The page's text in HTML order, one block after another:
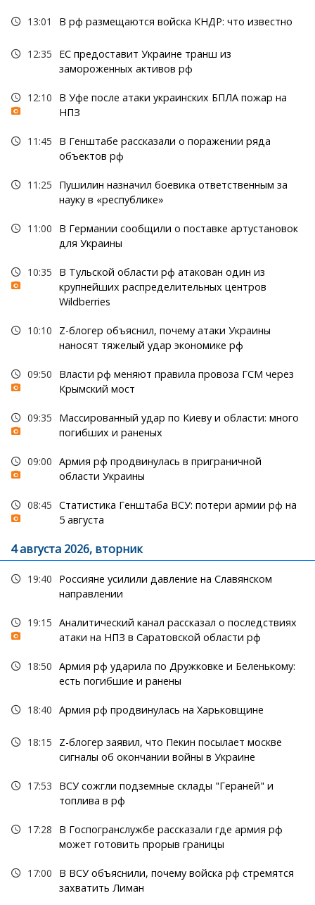
13:01 В рф размещаются войска КНДР: что известно
12:35
ЕС предоставит Украине транш из
замороженных активов рф
12:10
В Уфе после атаки украинских БПЛА пожар на
НПЗ
11:45
В Генштабе рассказали о поражении ряда
объектов рф
11:25
Пушилин назначил боевика ответственным за
науку в «республике»
11:00
В Германии сообщили о поставке артустановок
для Украины
10:35
В Тульской области рф атакован один из
крупнейших распределительных центров
Wildberries
10:10
Z-блогер объяснил, почему атаки Украины
наносят тяжелый удар экономике рф
09:50
Власти рф меняют правила провоза ГСМ через
Крымский мост
09:35
Массированный удар по Киеву и области: много
погибших и раненых
09:00 Армия рф продвинулась в приграничной
области Украины
08:45 Статистика Генштаба ВСУ: потери армии рф на
5 августа
4 августа 2026, вторник
19:40
Россияне усилили давление на Славянском
направлении
19:15 Аналитический канал рассказал о последствиях
атаки на НПЗ в Саратовской области рф
18:50 Армия рф ударила по Дружковке и Беленькому:
есть погибшие и ранены
18:40 Армия рф продвинулась на Харьковщине
18:15
Z-блогер заявил, что Пекин посылает москве
сигналы об окончании войны в Украине
17:53
ВСУ сожгли подземные склады "Гераней" и
топлива в рф
17:28
В Госпогранслужбе рассказали где армия рф
может готовить прорыв границы
17:00
В ВСУ объяснили, почему войска рф стремятся
захватить Лиман